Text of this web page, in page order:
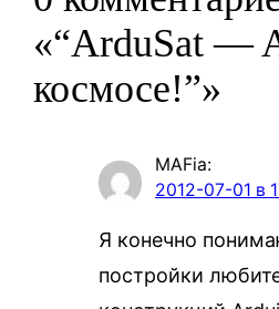
«“ArduSat —
космосе!”»
MAFia:
2012-07-01 в
Я конечно
постройки